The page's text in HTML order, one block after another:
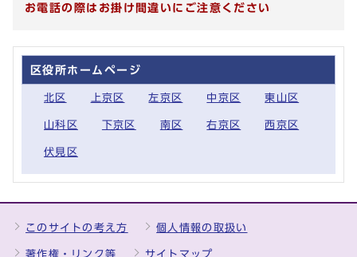
お電話の際はお掛け間違いにご注意ください
区役所ホームページ
北区 上京区 左京区 中京区 東山区
山科区 下京区 南区 右京区 西京区
伏見区
このサイトの考え方 個人情報の取扱い
著作権・リンク等 サイトマップ